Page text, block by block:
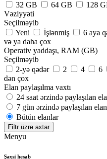
32 GB
64 GB 128
Vəziyyəti
Seçilməyib
Yeni
İşlənmiş 6 aya
və ya daha çox
Operativ yaddaşı, RAM (GB)
Seçilməyib
2-yə qədər
2 4 6
dən çox
Elan paylaşılma vaxtı
24 saat ərzində paylaşılan
7 gün ərzində paylaşılan
Bütün elanlar
Filtr üzrə axtar
Menyu
Şəxsi hesab